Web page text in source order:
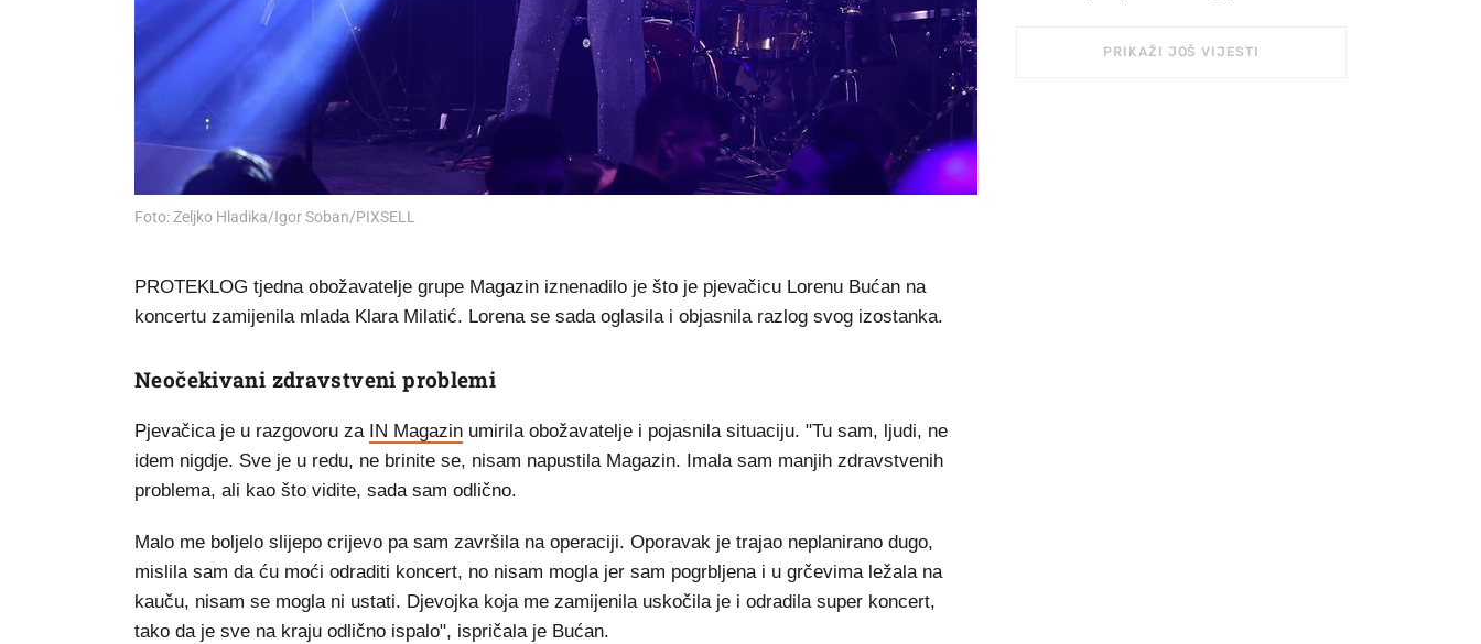
Foto: Zeljko Hladika/Igor Soban/PIXSELL
PROTEKLOG tjedna obožavatelje grupe Magazin iznenadilo je što je pjevačicu Lorenu Bućan na
koncertu zamijenila mlada Klara Milatić. Lorena se sada oglasila i objasnila razlog svog izostanka.
Neočekivani zdravstveni problemi
Pjevačica je u razgovoru za IN Magazin umirila obožavatelje i pojasnila situaciju. "Tu sam, ljudi, ne
idem nigdje. Sve je u redu, ne brinite se, nisam napustila Magazin. Imala sam manjih zdravstvenih
problema, ali kao što vidite, sada sam odlično.
Malo me boljelo slijepo crijevo pa sam završila na operaciji. Oporavak je trajao neplanirano dugo,
mislila sam da ću moći odraditi koncert, no nisam mogla jer sam pogrbljena i u grčevima ležala na
kauču, nisam se mogla ni ustati. Djevojka koja me zamijenila uskočila je i odradila super koncert,
tako da je sve na kraju odlično ispalo", ispričala je Bućan.
PRIKAŽI JOŠ VIJESTI